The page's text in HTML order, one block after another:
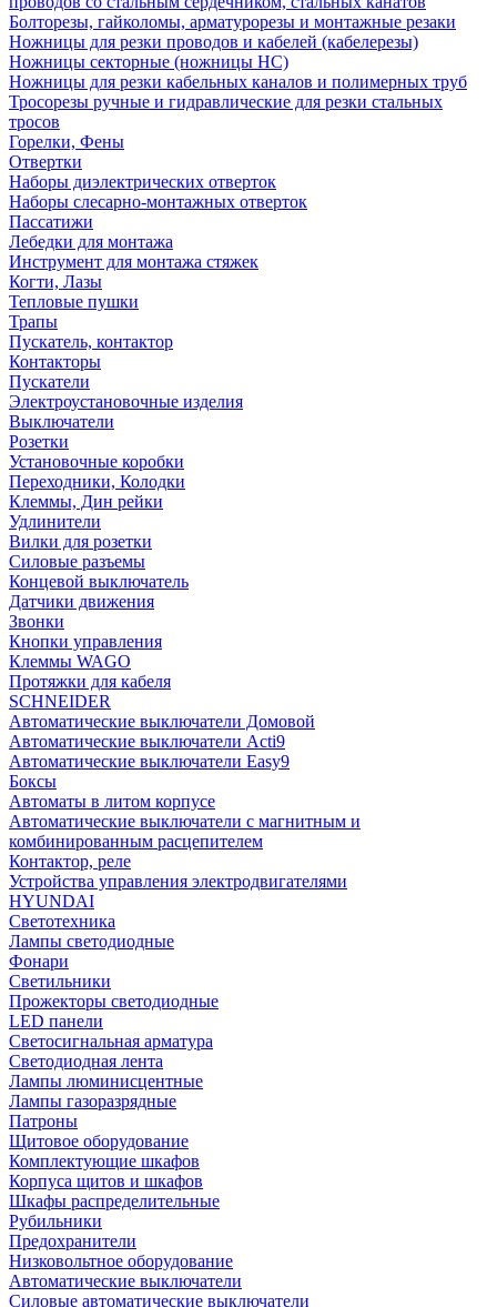
Болторезы, гайколомы, арматурорезы и монтажные резаки
Ножницы для резки проводов и кабелей (кабелерезы)
Ножницы секторные (ножницы НС)
Ножницы для резки кабельных каналов и полимерных труб
Тросорезы ручные и гидравлические для резки стальных
тросов
Горелки, Фены
Отвертки
Наборы диэлектрических отверток
Наборы слесарно-монтажных отверток
Пассатижи
Лебедки для монтажа
Инструмент для монтажа стяжек
Когти, Лазы
Тепловые пушки
Трапы
Пускатель, контактор
Контакторы
Пускатели
Электроустановочные изделия
Выключатели
Розетки
Установочные коробки
Переходники, Колодки
Клеммы, Дин рейки
Удлинители
Вилки для розетки
Силовые разъемы
Концевой выключатель
Датчики движения
Звонки
Кнопки управления
Клеммы WAGO
Протяжки для кабеля
SCHNEIDER
Автоматические выключатели Домовой
Автоматические выключатели Acti9
Автоматические выключатели Easy9
Боксы
Автоматы в литом корпусе
Автоматические выключатели с магнитным и
комбинированным расцепителем
Контактор, реле
Устройства управления электродвигателями
HYUNDAI
Светотехника
Лампы светодиодные
Фонари
Светильники
Прожекторы светодиодные
LED панели
Светосигнальная арматура
Светодиодная лента
Лампы люминисцентные
Лампы газоразрядные
Патроны
Щитовое оборудование
Комплектующие шкафов
Корпуса щитов и шкафов
Шкафы распределительные
Рубильники
Предохранители
Низковольтное оборудование
Автоматические выключатели
Силовые автоматические выключатели